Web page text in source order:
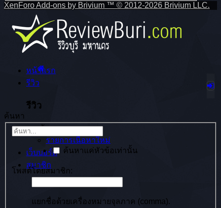
XenForo Add-ons by Brivium ™ © 2012-2026 Brivium LLC.
หน้าแรก
รีวิว
รีวิว
เมนูลัด
รายการเนื้อหาใหม่
เว็บบอร์ด
สมาชิก
ค้นหา
ค้นหาแค่หัวข้อเท่านั้น
โพสต์โดยสมาชิก:
แยกชื่อด้วยเครื่องหมายจุลภาค (comma).